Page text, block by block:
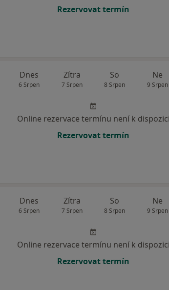
Rezervovat termín
Dnes
6 Srpen
Zítra
7 Srpen
So
8 Srpen
Ne
9 Srpen
Online rezervace termínu není k dispozici
Rezervovat termín
Dnes
6 Srpen
Zítra
7 Srpen
So
8 Srpen
Ne
9 Srpen
Online rezervace termínu není k dispozici
Rezervovat termín